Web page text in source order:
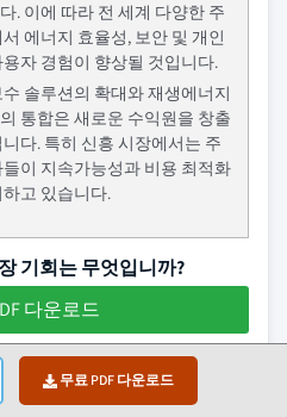
무료 PDF 다운로드
. 이에 따라 전 세계 다양한 주
에너지 효율성, 보안 및 개인
자 경험이 향상될 것입니다.
솔루션의 확대와 재생에너지
통합은 새로운 수익원을 창출
다. 특히 신흥 시장에서는 주
이 지속가능성과 비용 최적화
고 있습니다.
기회는 무엇입니까?
다운로드
시장 뉴스
규모 및 중간 규모 건물의 에너지